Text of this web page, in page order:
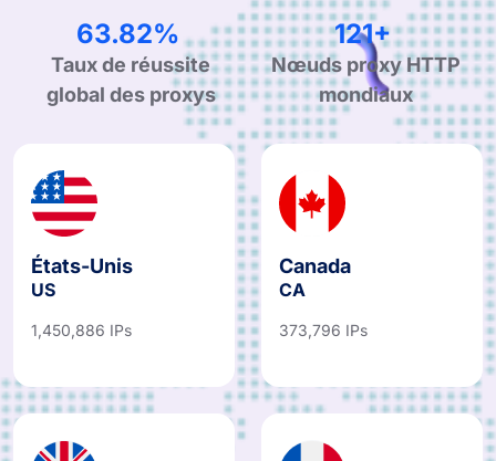
99.90%
Taux de réussite
global des proxys
190+
Nœuds proxy HTTP
mondiaux
États-Unis
US
1,450,886 IPs
Canada
CA
373,796 IPs